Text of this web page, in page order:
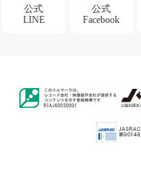
公式
LINE
公式
Facebook